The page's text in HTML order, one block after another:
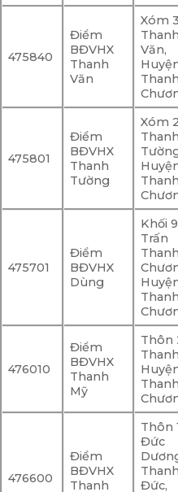
475840
Điểm
BĐVHX
Thanh
Văn
Xóm
Văn,
475801
Điểm
BĐVHX
Thanh
Tường
Xóm
475701
Điểm
BĐVHX
Dùng
Khối
Trấn
476010
Điểm
BĐVHX
Thanh
Mỹ
Thôn
476600
Điểm
BĐVHX
Thanh
Thôn
Đức
Đức,